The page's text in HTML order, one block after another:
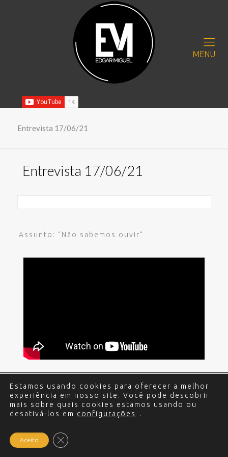
MENU
Entrevista 17/06/21
Entrevista 17/06/21
Assunto: “Não sabemos ouvir”
© 2017 - 2024 Edgar Miguel. Todos os direitos
reservados. Política de Privacidade.Criação e
Desenvolvimento do site: Alex Sanches
Estamos usando cookies para oferecer a melhor
experiência em nosso site. Você pode descobrir
mais sobre quais cookies estamos usando ou
desativá-los em configurações .
Aceito Close GDPR Cookie Banner